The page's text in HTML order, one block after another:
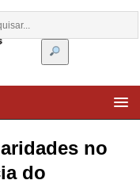
no
do